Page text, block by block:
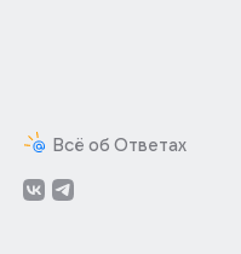
Всё об Ответах